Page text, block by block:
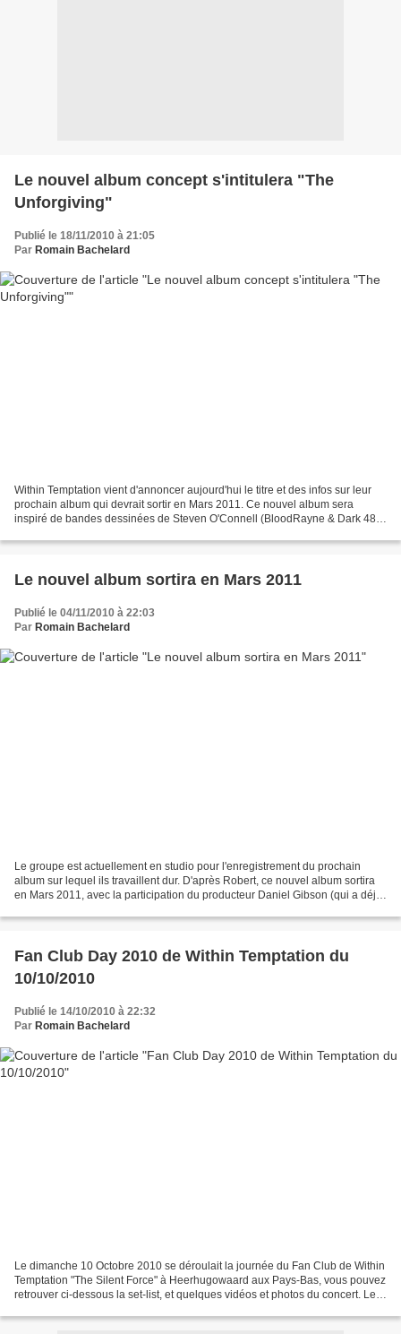
Le nouvel album concept s'intitulera "The
Unforgiving"
Publié le 18/11/2010 à 21:05
Par Romain Bachelard
Within Temptation vient d'annoncer aujourd'hui le titre et des infos sur leur
prochain album qui devrait sortir en Mars 2011. Ce nouvel album sera
inspiré de bandes dessinées de Steven O'Connell (BloodRayne & Dark 48).
Le nouvel album sortira en Mars 2011
Publié le 04/11/2010 à 22:03
Par Romain Bachelard
Le groupe est actuellement en studio pour l'enregistrement du prochain
album sur lequel ils travaillent dur. D'après Robert, ce nouvel album sortira
en Mars 2011, avec la participation du producteur Daniel Gibson (qui a déjà
Fan Club Day 2010 de Within Temptation du
10/10/2010
Publié le 14/10/2010 à 22:32
Par Romain Bachelard
Le dimanche 10 Octobre 2010 se déroulait la journée du Fan Club de Within
Temptation "The Silent Force" à Heerhugowaard aux Pays-Bas, vous pouvez
retrouver ci-dessous la set-list, et quelques vidéos et photos du concert. Le